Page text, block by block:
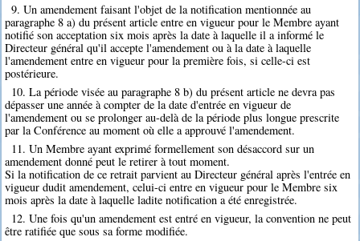
9. Un amendement faisant l'objet de la notification mentionnée au
paragraphe 8 a) du présent article entre en vigueur pour le Membre ayant
notifié son acceptation six mois après la date à laquelle il a informé le
Directeur général qu'il accepte l'amendement ou à la date à laquelle
l'amendement entre en vigueur pour la première fois, si celle-ci est
postérieure.
10. La période visée au paragraphe 8 b) du présent article ne devra pas
dépasser une année à compter de la date d'entrée en vigueur de
l'amendement ou se prolonger au-delà de la période plus longue prescrite
par la Conférence au moment où elle a approuvé l'amendement.
11. Un Membre ayant exprimé formellement son désaccord sur un
amendement donné peut le retirer à tout moment.
Si la notification de ce retrait parvient au Directeur général après l'entrée en
vigueur dudit amendement, celui-ci entre en vigueur pour le Membre six
mois après la date à laquelle ladite notification a été enregistrée.
12. Une fois qu'un amendement est entré en vigueur, la convention ne peut
être ratifiée que sous sa forme modifiée.